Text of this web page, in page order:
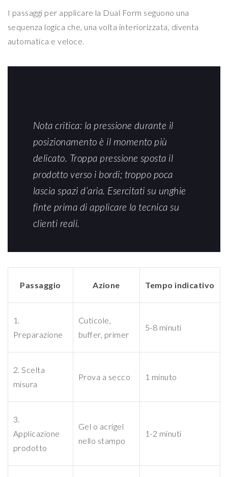
I passaggi per applicare la Dual Form seguono una
sequenza logica che, una volta interiorizzata, diventa
automatica e veloce.
Nota critica: la pressione durante il
posizionamento è il momento più
delicato. Troppa pressione sposta il
prodotto verso i bordi; troppo poca
lascia spazi d’aria. Esercitati su unghie
finte prima di applicare la tecnica su
clienti reali.
Passaggio Azione Tempo indicativo
1.
Preparazione
Cuticole,
buffer, primer
5-8 minuti
2. Scelta
misura
Prova a secco 1 minuto
3.
Applicazione
prodotto
Gel o acrigel
nello stampo
1-2 minuti